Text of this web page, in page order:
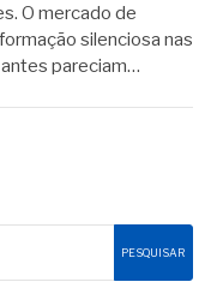
O mercado de
silenciosa nas
pareciam…
PESQUISAR